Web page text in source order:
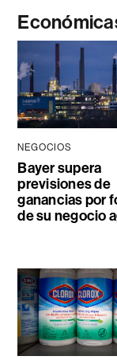
NEGOCIOS
Bayer supera
previsiones de
ganancias por
de su negocio